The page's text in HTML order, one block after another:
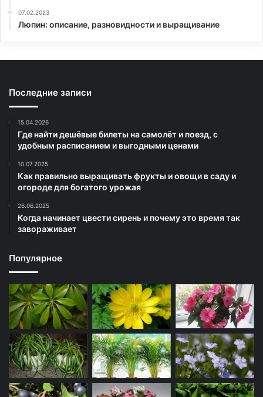
07.02.2023
Люпин: описание, разновидности и выращивание
Последние записи
15.04.2026
Где найти дешёвые билеты на самолёт и поезд, с
удобным расписанием и выгодными ценами
10.07.2025
Как правильно выращивать фрукты и овощи в саду и
огороде для богатого урожая
26.06.2025
Когда начинает цвести сирень и почему это время так
завораживает
Популярное